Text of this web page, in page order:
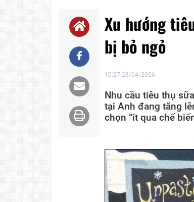
Xu hướng
bị bỏ ngỏ
10:27 28/04/2026
Nhu cầu tiêu thụ
tại Anh đang tăng
chọn “ít qua chế